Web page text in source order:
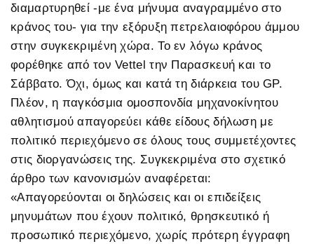
διαμαρτυρηθεί -με ένα μήνυμα αναγραμμένο στο
κράνος του- για την εξόρυξη πετρελαιοφόρου άμμου
στην συγκεκριμένη χώρα. Το εν λόγω κράνος
φορέθηκε από τον Vettel την Παρασκευή και το
Σάββατο. Όχι, όμως και κατά τη διάρκεια του GP.
Πλέον, η παγκόσμια ομοσπονδία μηχανοκίνητου
αθλητισμού απαγορεύει κάθε είδους δήλωση με
πολιτικό περιεχόμενο σε όλους τους συμμετέχοντες
στις διοργανώσεις της. Συγκεκριμένα στο σχετικό
άρθρο των κανονισμών αναφέρεται:
«Απαγορεύονται οι δηλώσεις και οι επιδείξεις
μηνυμάτων που έχουν πολιτικό, θρησκευτικό ή
προσωπικό περιεχόμενο, χωρίς πρότερη έγγραφη